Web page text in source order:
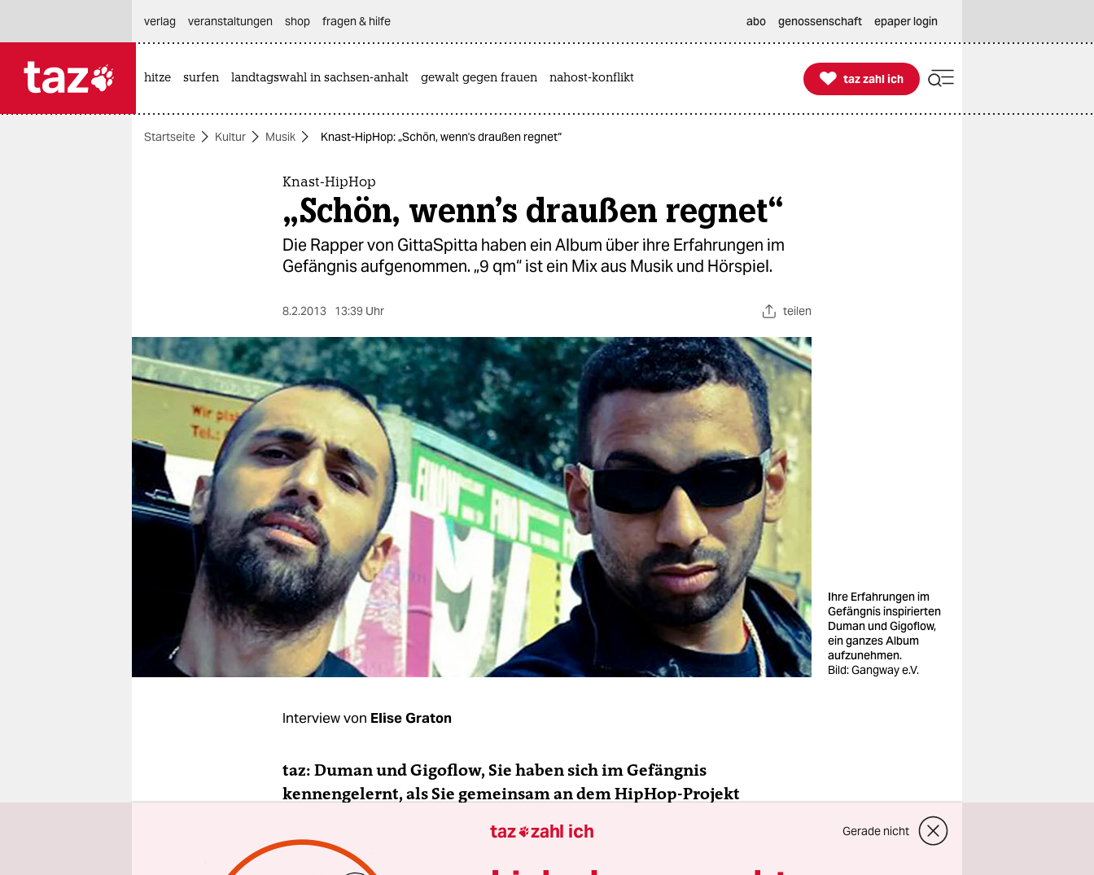
themen
berlin
wahrheit
verlag
verlag
veranstaltungen
fragen & hilfe
unterstützen
verlag
veranstaltungen shop fragen & hilfe abo genossenschaft epaper login
hitze surfen landtagswahl in sachsen-anhalt gewalt gegen frauen nahost-konflikt 
taz zahl ich
taz zahl ich
Startseite Kultur Musik Knast-HipHop: „Schön, wenn's draußen regnet“
Knast-HipHop
„Schön, wenn's draußen regnet“
Die Rapper von GittaSpitta haben ein Album über ihre Erfahrungen im
Gefängnis aufgenommen. „9 qm“ ist ein Mix aus Musik und Hörspiel.
8.2.2013 13:39 Uhr teilen
Ihre Erfahrungen im
Gefängnis inspirierten
Duman und Gigoflow,
ein ganzes Album
aufzunehmen.
Bild: Gangway e.V.
Interview von Elise Graton
taz: Duman und Gigoflow, Sie haben sich im Gefängnis
kennengelernt, als Sie gemeinsam an dem HipHop-Projekt
die wöchentlichen Treffen damals bedeutet?
taz zahl ich Gerade nicht